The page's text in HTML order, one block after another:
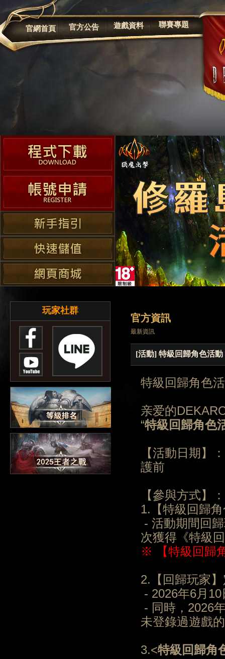
官網首頁 官方公告 遊戲資料 聯賽專題
玩家社群
官方資訊
最新資訊
[活動] 特級回歸角色活動
特級回歸角色
亲爱的
“特級回歸角色
【活動日期】
護前
【參與方式】：
1.【特級回歸
- 活動期間回
次獲得《特級
※ 【特級回歸
2.【回歸玩家
- 2026年6月
- 同時，2026
未登錄過遊戲
3.<特級回歸角